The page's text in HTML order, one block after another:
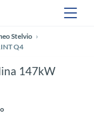
Stelvio
Q4
147kW